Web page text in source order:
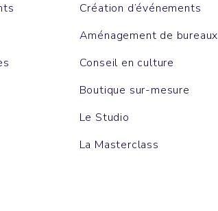
Création d’événements
Aménagement de bureaux
Conseil en culture
Boutique sur-mesure
Le Studio
La Masterclass